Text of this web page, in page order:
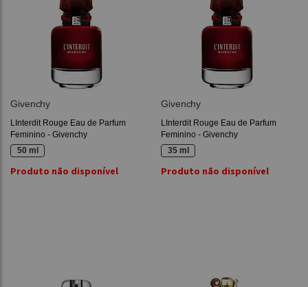
Givenchy
LInterdit Rouge Eau de Parfum
Feminino - Givenchy
50 ml
Produto não disponível
Givenchy
LInterdit Rouge Eau de Parfum
Feminino - Givenchy
35 ml
Produto não disponível